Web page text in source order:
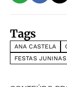
Tags
ANA CASTELA
FESTAS JUNINAS